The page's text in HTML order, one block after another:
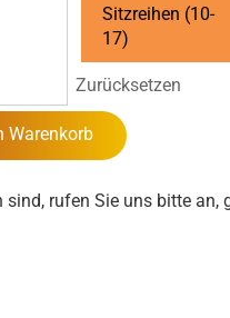
Sitzreihen (10-
17)
Zurücksetzen
Warenkorb
rufen Sie uns bitte an,